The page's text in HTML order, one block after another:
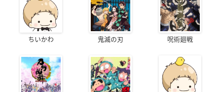
ちいかわ 鬼滅の刃 呪術廻戦